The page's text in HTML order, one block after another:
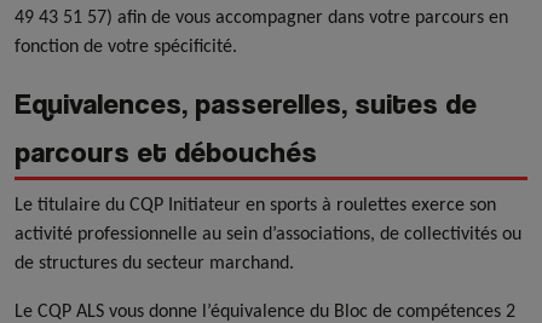
49 43 51 57) afin de vous accompagner dans votre parcours en
fonction de votre spécificité.
Equivalences, passerelles, suites de
parcours et débouchés
Le titulaire du CQP Initiateur en sports à roulettes exerce son
activité professionnelle au sein d’associations, de collectivités ou
de structures du secteur marchand.
Le CQP ALS vous donne l’équivalence du Bloc de compétences 2